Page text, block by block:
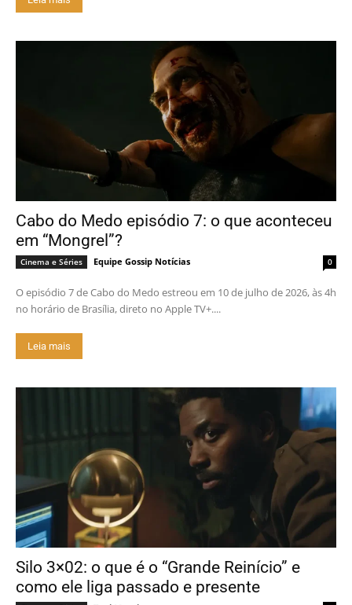
Cabo do Medo episódio 7: o que aconteceu
em “Mongrel”?
Cinema e Séries Equipe Gossip Notícias 0
O episódio 7 de Cabo do Medo estreou em 10 de julho de 2026, às 4h
no horário de Brasília, direto no Apple TV+....
Leia mais
Silo 3×02: o que é o “Grande Reinício” e
como ele liga passado e presente